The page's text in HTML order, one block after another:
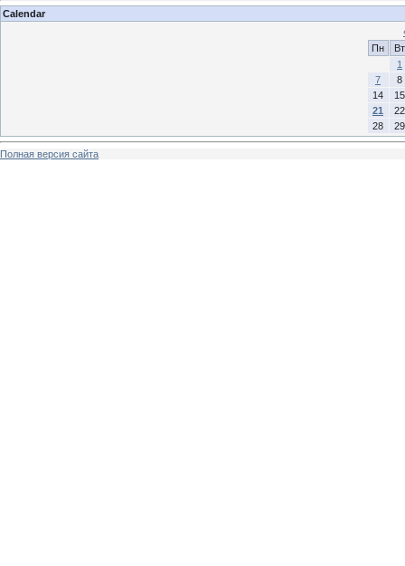
Calendar
Пн
Вт
1
7
8
14
15
21
22
28
29
Полная версия сайта